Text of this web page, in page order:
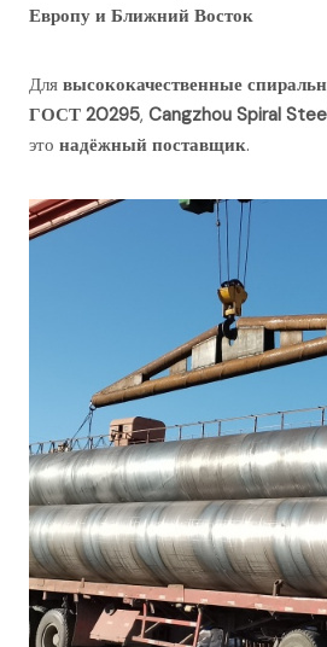
Европу и Ближний Восток
Для высококачественные
ГОСТ 20295, Cangzhou Spiral
это надёжный поставщик.